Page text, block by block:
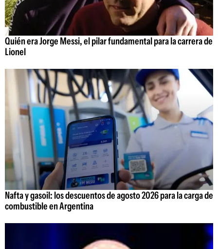
Quién era Jorge Messi, el pilar fundamental para la carrera de
Lionel
Nafta y gasoil: los descuentos de agosto 2026 para la carga de
combustible en Argentina